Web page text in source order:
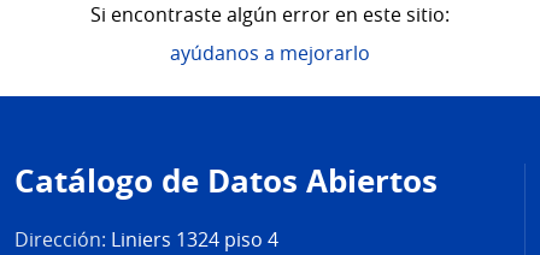
Si encontraste algún error en este sitio:
ayúdanos a mejorarlo
de
página
Catálogo de Datos Abiertos
Dirección: Liniers 1324 piso 4